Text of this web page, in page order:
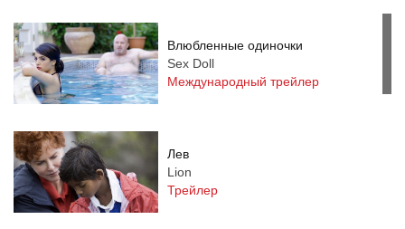
Влюбленные одиночки
Sex Doll
Международный трейлер
Лев
Lion
Трейлер